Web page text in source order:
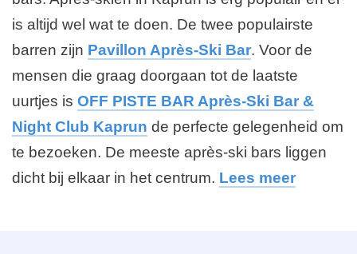
is altijd wel wat te doen. De twee populairste
barren zijn Pavillon Après-Ski Bar. Voor de
mensen die graag doorgaan tot de laatste
uurtjes is OFF PISTE BAR Après-Ski Bar &
Night Club Kaprun de perfecte gelegenheid om
te bezoeken. De meeste après-ski bars liggen
dicht bij elkaar in het centrum. Lees meer